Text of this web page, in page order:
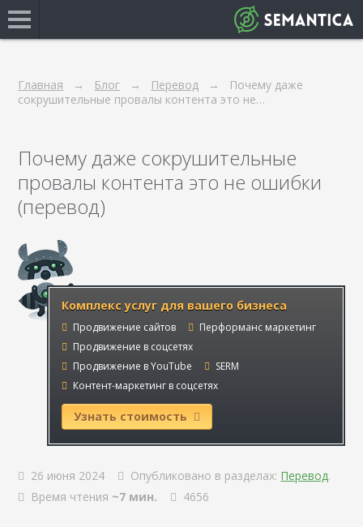
Главная Блог Перевод
Почему даже
сокрушительные провалы контента это не…
Почему даже сокрушительные
провалы контента это не ошибки
(перевод)
Комплекс услуг для вашего бизнеса
Продвижение сайтов
Перформанс маркетинг
Продвижение в соцсетях
Продвижение в YouTube
SERM
Контент-маркетинг в соцсетях
Узнать стоимость
26 июня 2024 Опубликовано в разделах: Перевод.
Время чтения ~7 мин. 4656